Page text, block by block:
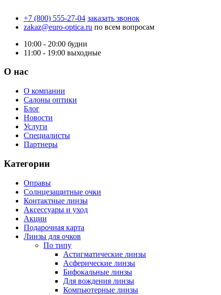
+7 (800) 555-27-04 заказать звонок
zakaz@euro-optica.ru по всем вопросам
10:00 - 20:00 будни
11:00 - 19:00 выходные
О нас
О компании
Салоны оптики
Блог
Новости
Услуги
Специалисты
Партнеры
Категории
Оправы
Солнцезащитные очки
Контактные линзы
Аксессуары и уход
Акции
Подарочная карта
Линзы для очков
По типу
Астигматические линзы
Асферические линзы
Бифокальные линзы
Для вождения линзы
Компьютерные линзы